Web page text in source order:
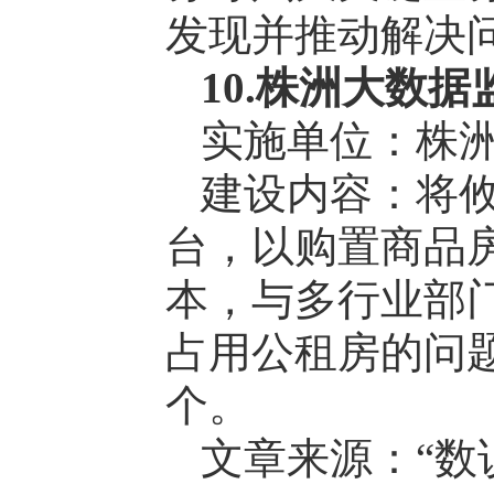
发现并推动解决
10.株洲大数据
实施单位：株
建设内容：将
台，以购置商品
本，与多行业部
占用公租房的问
个。
文章来源：“数